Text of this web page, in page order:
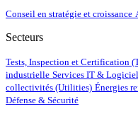
Conseil en stratégie et croissance
Secteurs
Tests, Inspection et Certification
industrielle Services IT &
collectivités (Utilities) Énergies
Défense & Sécurité